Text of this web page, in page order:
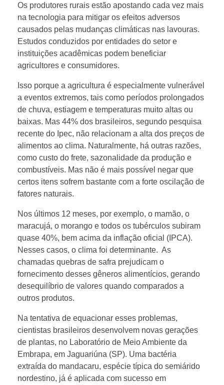
Os produtores rurais estão apostando cada vez mais
na tecnologia para mitigar os efeitos adversos
causados pelas mudanças climáticas nas lavouras.
Estudos conduzidos por entidades do setor e
instituições acadêmicas podem beneficiar
agricultores e consumidores.
Isso porque a agricultura é especialmente vulnerável
a eventos extremos, tais como períodos prolongados
de chuva, estiagem e temperaturas muito altas ou
baixas. Mas 44% dos brasileiros, segundo pesquisa
recente do Ipec, não relacionam a alta dos preços de
alimentos ao clima. Naturalmente, há outras razões,
como custo do frete, sazonalidade da produção e
combustíveis. Mas não é mais possível negar que
certos itens sofrem bastante com a forte oscilação de
fatores naturais.
Nos últimos 12 meses, por exemplo, o mamão, o
maracujá, o morango e todos os tubérculos subiram
quase 40%, bem acima da inflação oficial (IPCA).
Nesses casos, o clima foi determinante. As
chamadas quebras de safra prejudicam o
fornecimento desses gêneros alimentícios, gerando
desequilíbrio de valores quando comparados a
outros produtos.
Na tentativa de equacionar esses problemas,
cientistas brasileiros desenvolvem novas gerações
de plantas, no Laboratório de Meio Ambiente da
Embrapa, em Jaguariúna (SP). Uma bactéria
extraída do mandacaru, espécie típica do semiárido
nordestino, já é aplicada com sucesso em